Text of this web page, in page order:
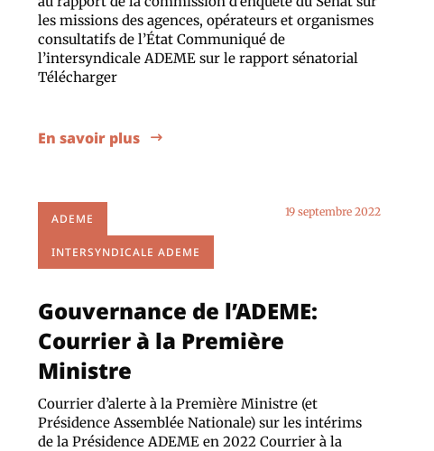
les missions des agences, opérateurs et organismes
consultatifs de l’État Communiqué de
l’intersyndicale ADEME sur le rapport sénatorial
Télécharger
En savoir plus
ADEME
INTERSYNDICALE ADEME
19 septembre 2022
Gouvernance de l’ADEME:
Courrier à la Première
Ministre
Courrier d’alerte à la Première Ministre (et
Présidence Assemblée Nationale) sur les intérims
de la Présidence ADEME en 2022 Courrier à la